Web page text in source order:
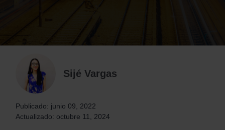
Sijé Vargas
Publicado: junio 09, 2022
Actualizado: octubre 11, 2024